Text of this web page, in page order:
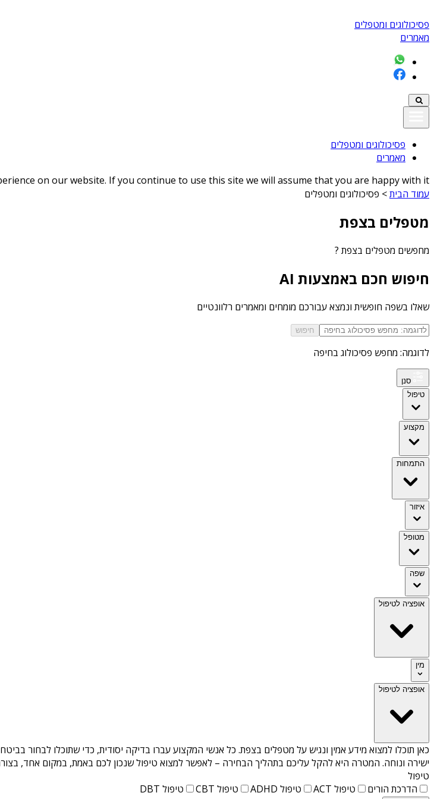
פסיכולוגים ומטפלים
מאמרים
פסיכולוגים ומטפלים
מאמרים
on our website. If you continue to use this site we will assume that you are happy with it
עמוד הבית> פסיכולוגים ומטפלים
מטפלים בצפת
מחפשים מטפלים בצפת ?
חיפוש חכם באמצעות AI
שאלו בשפה חופשית ונמצא עבורכם מומחים ומאמרים רלוונטיים
חיפוש
לדוגמה: מחפש פסיכולוג בחיפה
סנן
טיפול
מקצוע
התמחות
איזור
מטופל
שפה
אופציה לטיפול
מין
אופציה לטיפול
כאן תוכלו למצוא מידע אמין ונגיש על מטפלים בצפת. כל אנשי המקצוע עברו בדיקה יסודית, כדי שתוכלו לבחור
ישירה ונוחה. המטרה היא להקל עליכם בתהליך הבחירה – לאפשר למצוא טיפול שנכון לכם באמת, במקום אחד,
טיפול
הדרכת הורים
טיפול ACT טיפול ADHD טיפול CBT טיפול DBT